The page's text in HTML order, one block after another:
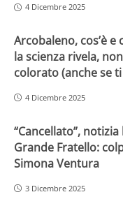
4 Dicembre 2025
Arcobaleno, cos’è
la scienza rivela,
colorato (anche se
4 Dicembre 2025
“Cancellato”,
Grande Fratello:
Simona Ventura
3 Dicembre 2025